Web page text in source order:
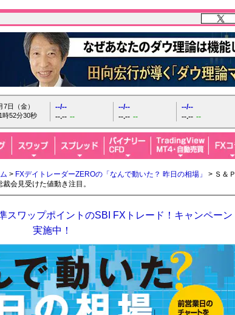
7日（金）
時52分31秒
--/--
--.-- --
--/--
--.-- --
--/--
--.-- --
> FXデイトレーダーZEROの「なんで動いた？ 昨日の相場」
> Ｓ＆Ｐ
会見受けた値動き注目。
スワップポイントのSBI FXトレード！キャンペーン
実施中！